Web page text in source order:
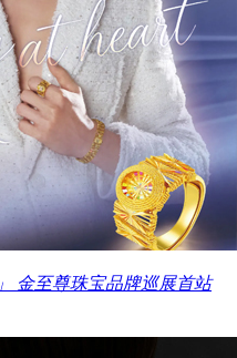
金至尊珠宝品牌巡展首站